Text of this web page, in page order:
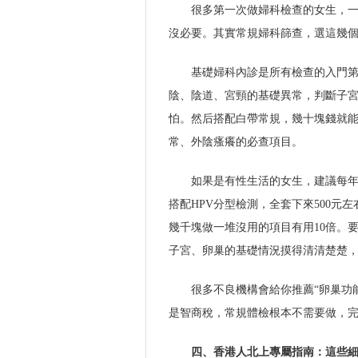
很多第一次做婦科檢查的女生，
沒必要。其實常規婦科篩查，選這幾
基礎婦科內診是所有檢查的入門
陰、陰道、宮頸的基礎異常，判斷子
怕。然后搭配白帶常規，幾十塊錢就
常、外陰瘙癢的必查項目。
如果是有性生活的女生，建議每
搭配HPV分型檢測，全套下來500元
幾千塊做一堆沒用的項目有用10倍。
子宮、卵巢的基礎情況摸得清清楚楚
很多不良機構會給你推薦“卵巢功
是智商稅，常規體檢根本不需要做，
四、香港人北上專屬指南：這些